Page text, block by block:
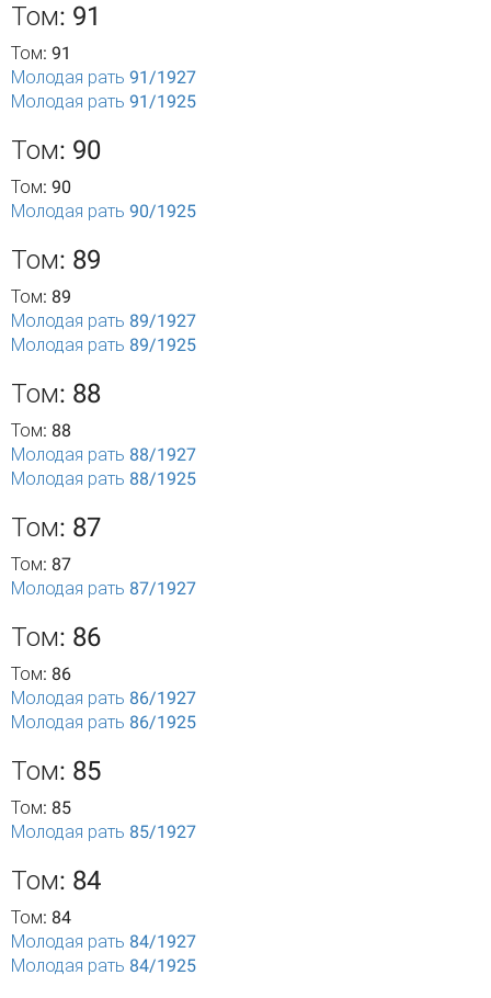
Том: 91
Том: 91
Молодая рать 91/1927
Молодая рать 91/1925
Том: 90
Том: 90
Молодая рать 90/1925
Том: 89
Том: 89
Молодая рать 89/1927
Молодая рать 89/1925
Том: 88
Том: 88
Молодая рать 88/1927
Молодая рать 88/1925
Том: 87
Том: 87
Молодая рать 87/1927
Том: 86
Том: 86
Молодая рать 86/1927
Молодая рать 86/1925
Том: 85
Том: 85
Молодая рать 85/1927
Том: 84
Том: 84
Молодая рать 84/1927
Молодая рать 84/1925